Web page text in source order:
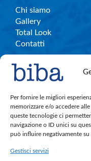
Per fornire le migliori
memorizzare e/o accedere
queste tecnologie ci
navigazione o ID unici su
può influire negativamente su
Gestisci servizi
Chi siamo
Gallery
Total Look
Contatti
Info e
C.So Garibaldi, 27 –
Cell. 380.891.4004